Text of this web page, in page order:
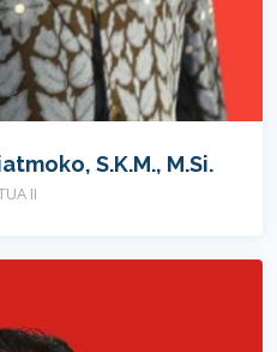
S.K.M., M.Si.
II